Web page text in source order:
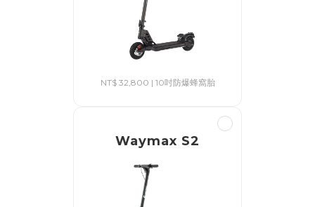
NT$ 32,800 | 10吋防爆蜂窩胎
Waymax S2